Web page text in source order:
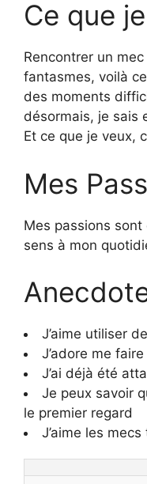
Ce que
Rencontrer un
fantasmes, voilà
des moments
désormais, je sais
Et ce que je veux,
Mes
Mes passions
sens à mon
J’aime utiliser
J’adore me
J’ai déjà été
Je peux savoir
le premier regard
J’aime les